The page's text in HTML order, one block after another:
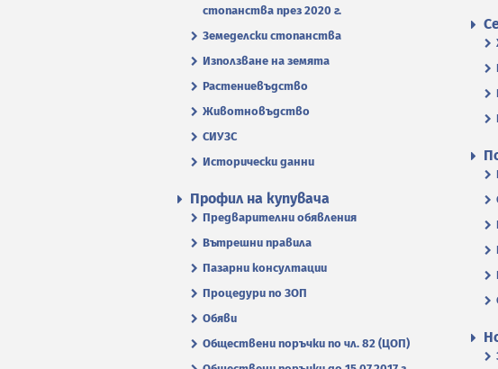
стопанства през 2020 г.
Земеделски стопанства
Използване на земята
Растениевъдство
Животновъдство
СИУЗС
Исторически данни
Профил на купувача
Предварителни обявления
Вътрешни правила
Пазарни консултации
Процедури по ЗОП
Обяви
Обществени поръчки по чл. 82 (ЦОП)